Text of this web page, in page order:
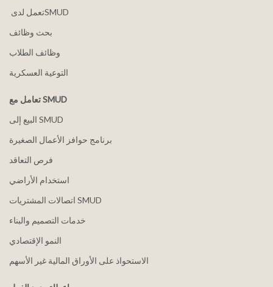
بحث وظائف
وظائف الطلاب
التوعية العسكرية
تعامل مع SMUD
البيع إلى SMUD
برنامج حوافز الأعمال الصغيرة
فرص التعاقد
استخدام الأراضي
اتصالات المشتريات SMUD
خدمات التصميم والبناء
النمو الإقتصادي
الاستحواذ على الأوراق المالية غير الأسهم